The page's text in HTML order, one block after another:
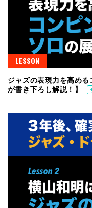
LESSON
ジャズの表現力を高め
が書き下ろし解説！】